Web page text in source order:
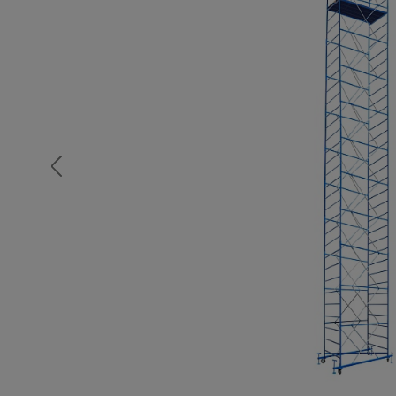
Вибротехника для строительства
Оборудование для работы с
Оборудование для бетонных
Тачки строительные и садовые
Штукатурные комплекты
Металл и металлообработка